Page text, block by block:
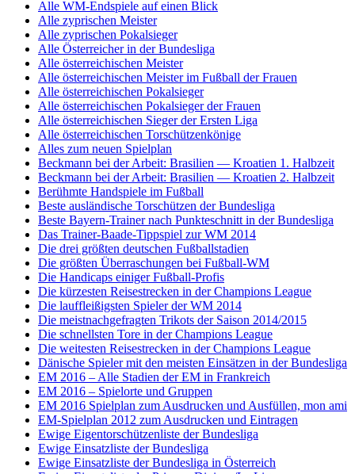
Alle WM-Endspiele auf einen Blick
Alle zyprischen Meister
Alle zyprischen Pokalsieger
Alle Österreicher in der Bundesliga
Alle österreichischen Meister
Alle österreichischen Meister im Fußball der Frauen
Alle österreichischen Pokalsieger
Alle österreichischen Pokalsieger der Frauen
Alle österreichischen Sieger der Ersten Liga
Alle österreichischen Torschützenkönige
Alles zum neuen Spielplan
Beckmann bei der Arbeit: Brasilien — Kroatien 1. Halbzeit
Beckmann bei der Arbeit: Brasilien — Kroatien 2. Halbzeit
Berühmte Handspiele im Fußball
Beste ausländische Torschützen der Bundesliga
Beste Bayern-Trainer nach Punkteschnitt in der Bundesliga
Das Trainer-Baade-Tippspiel zur WM 2014
Die drei größten deutschen Fußballstadien
Die größten Überraschungen bei Fußball-WM
Die Handicaps einiger Fußball-Profis
Die kürzesten Reisestrecken in der Champions League
Die lauffleißigsten Spieler der WM 2014
Die meistnachgefragten Trikots der Saison 2014/2015
Die schnellsten Tore in der Champions League
Die weitesten Reisestrecken in der Champions League
Dänische Spieler mit den meisten Einsätzen in der Bundesliga
EM 2016 – Alle Stadien der EM in Frankreich
EM 2016 – Spielorte und Gruppen
EM 2016 Spielplan zum Ausdrucken und Ausfüllen, mon ami
EM-Spielplan 2012 zum Ausdrucken und Eintragen
Ewige Eigentorschützenliste der Bundesliga
Ewige Einsatzliste der Bundesliga
Ewige Einsatzliste der Bundesliga in Österreich